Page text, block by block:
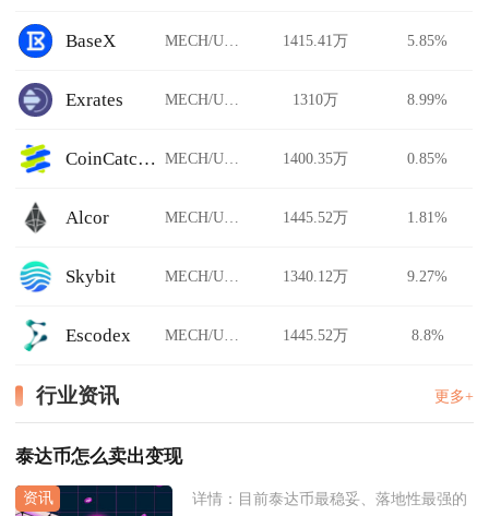
BaseX MECH/USDT 1415.41万 5.85%
Exrates MECH/USDT 1310万 8.99%
CoinCatch Derivatives MECH/USDT 1400.35万 0.85%
Alcor MECH/USDT 1445.52万 1.81%
Skybit MECH/USDT 1340.12万 9.27%
Escodex MECH/USDT 1445.52万 8.8%
行业资讯 更多+
泰达币怎么卖出变现
详情： 目前泰达币最稳妥、落地性最强的